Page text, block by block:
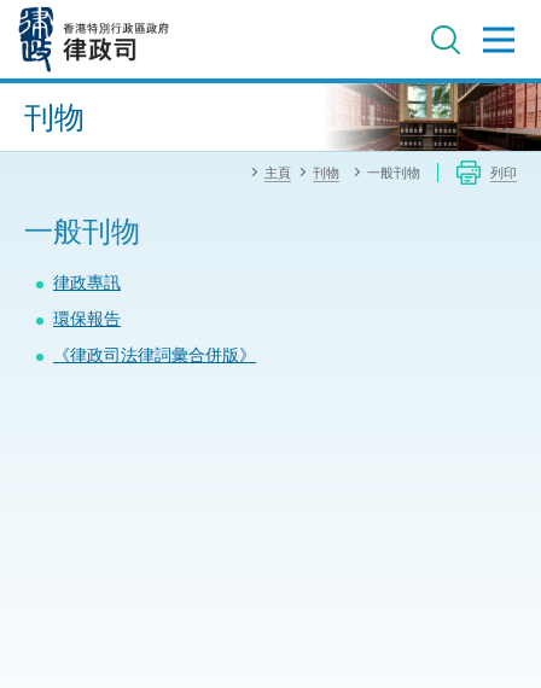
內
進階搜尋
刊物
主頁 刊物 一般刊物 列印
一般刊物
律政專訊
環保報告
《律政司法律詞彙合併版》